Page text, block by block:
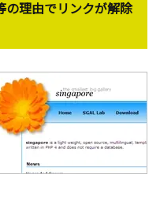
の理由でリンクが解除